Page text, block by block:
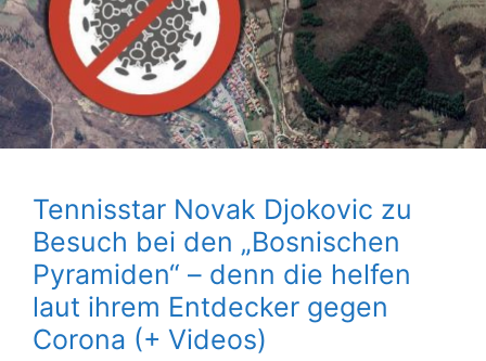
Tennisstar Novak Djokovic zu
Besuch bei den „Bosnischen
Pyramiden“ – denn die helfen
laut ihrem Entdecker gegen
Corona (+ Videos)